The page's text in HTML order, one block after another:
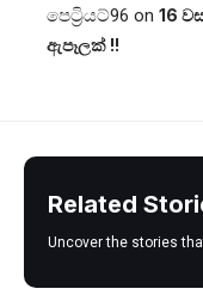
පෙට්‍රියට්96 on 16
ඇපෑලක් !!
Related
Uncover the stories